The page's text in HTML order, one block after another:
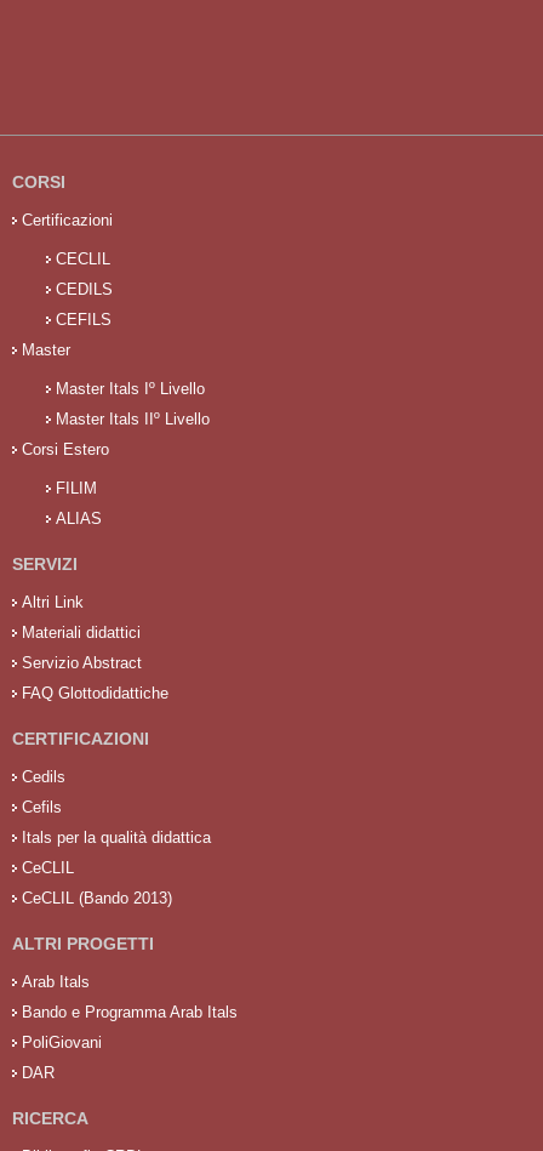
CORSI
Certificazioni
CECLIL
CEDILS
CEFILS
Master
Master Itals Iº Livello
Master Itals IIº Livello
Corsi Estero
FILIM
ALIAS
SERVIZI
Altri Link
Materiali didattici
Servizio Abstract
FAQ Glottodidattiche
CERTIFICAZIONI
Cedils
Cefils
Itals per la qualità didattica
CeCLIL
CeCLIL (Bando 2013)
ALTRI PROGETTI
Arab Itals
Bando e Programma Arab Itals
PoliGiovani
DAR
RICERCA